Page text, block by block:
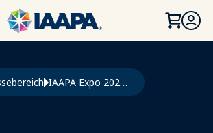
IAAPA Expo 2025 Setzt Neue Maßstäbe Mit Rekordverdächtigen Besucherzahlen und Engagement